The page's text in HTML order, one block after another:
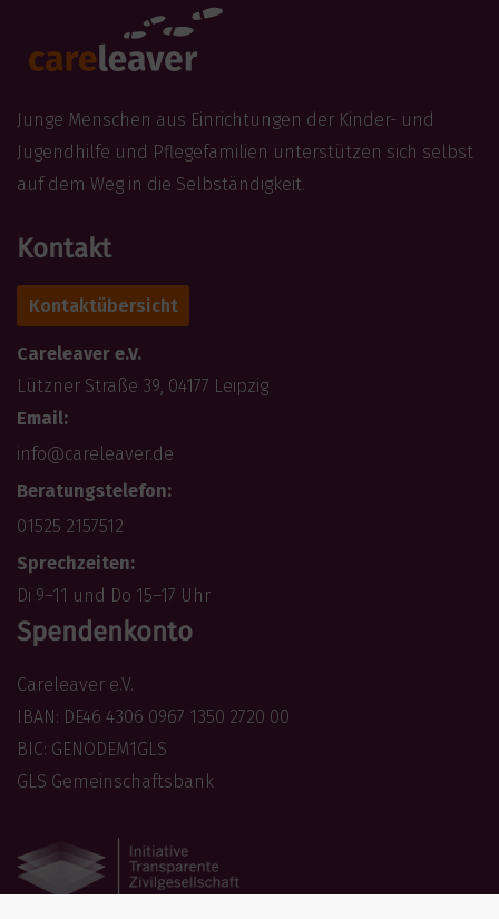
Junge Menschen aus Einrichtungen der Kinder- und
Jugendhilfe und Pflegefamilien unterstützen sich selbst
auf dem Weg in die Selbständigkeit.
Kontakt
Kontaktübersicht
Careleaver e.V.
Lützner Straße 39, 04177 Leipzig
Email:
info@careleaver.de
Beratungstelefon:
01525 2157512
Sprechzeiten:
Di 9–11 und Do 15–17 Uhr
Spendenkonto
Careleaver e.V.
IBAN: DE46 4306 0967 1350 2720 00
BIC: GENODEM1GLS
GLS Gemeinschaftsbank